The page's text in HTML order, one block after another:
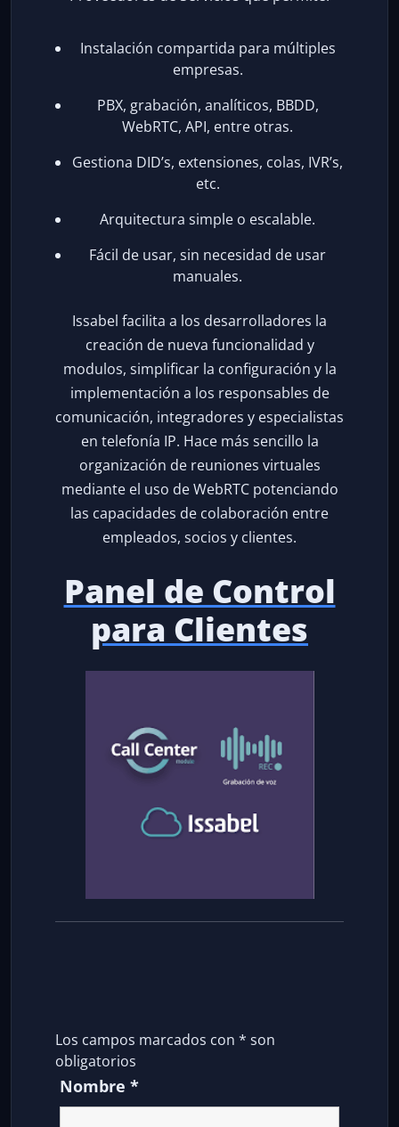
Instalación compartida para múltiples
empresas.
PBX, grabación, analíticos, BBDD,
WebRTC, API, entre otras.
Gestiona DID’s, extensiones, colas, IVR’s,
etc.
Arquitectura simple o escalable.
Fácil de usar, sin necesidad de usar
manuales.
Issabel facilita a los desarrolladores la
creación de nueva funcionalidad y
modulos, simplificar la configuración y la
implementación a los responsables de
comunicación, integradores y especialistas
en telefonía IP. Hace más sencillo la
organización de reuniones virtuales
mediante el uso de WebRTC potenciando
las capacidades de colaboración entre
empleados, socios y clientes.
Panel de Control
para Clientes
Los campos marcados con * son
obligatorios
Nombre *